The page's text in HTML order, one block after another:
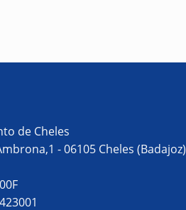
de Cheles
- 06105 Cheles (Badajoz)